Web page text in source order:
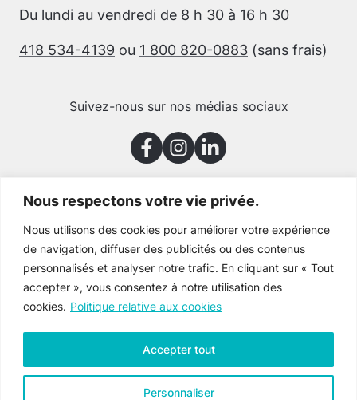
Nous respectons votre vie privée.
Nous utilisons des cookies pour améliorer votre expérience
de navigation, diffuser des publicités ou des contenus
personnalisés et analyser notre trafic. En cliquant sur « Tout
accepter », vous consentez à notre utilisation des
cookies. Politique relative aux cookies
Personnaliser
Accepter tout
Du lundi au vendredi de 8 h 30 à 16 h 30
418 534-4139 ou 1 800 820-0883 (sans frais)
Suivez-nous sur nos médias sociaux
Merci à nos partenaires